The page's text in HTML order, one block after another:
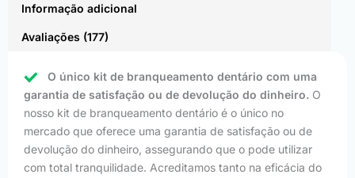
Informação adicional
Avaliações (177)
O único kit de branqueamento dentário com uma
garantia de satisfação ou de devolução do dinheiro. O
nosso kit de branqueamento dentário é o único no
mercado que oferece uma garantia de satisfação ou de
devolução do dinheiro, assegurando que o pode utilizar
com total tranquilidade. Acreditamos tanto na eficácia do